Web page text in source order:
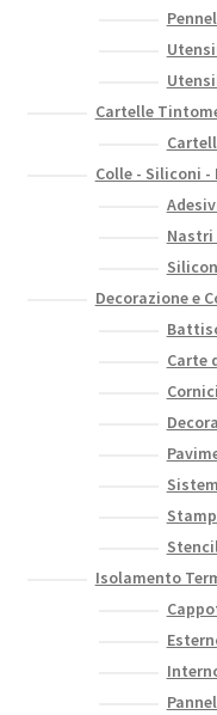
Cartelle
Colle - Siliconi -
Nastri
Decorazione e
Carte
Isolamento